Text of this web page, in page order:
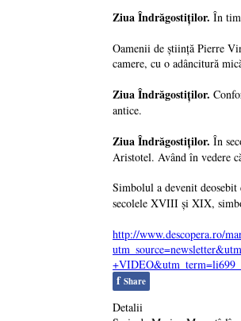
Ziua Îndrăgostiţilor. În
Oamenii de ştiinţă Pierre
camere, cu o adâncitură
Ziua Îndrăgostiţilor.
antice.
Ziua Îndrăgostiţilor. În
Aristotel. Având în vedere
Simbolul a devenit
secolele XVIII şi XIX,
http://www.descopera.ro/
f Share
Detalii